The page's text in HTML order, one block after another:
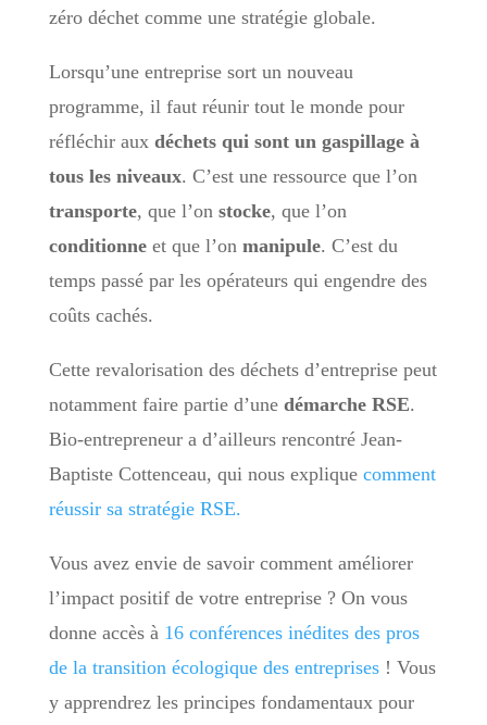
zéro déchet comme une stratégie globale.
Lorsqu’une entreprise sort un nouveau
programme, il faut réunir tout le monde pour
réfléchir aux déchets qui sont un gaspillage à
tous les niveaux. C’est une ressource que l’on
transporte, que l’on stocke, que l’on
conditionneet que l’on manipule. C’est du
temps passé par les opérateurs qui engendre des
coûts cachés.
Cette revalorisation des déchets d’entreprise peut
notamment faire partie d’unedémarche RSE.
Bio-entrepreneur a d’ailleurs rencontré Jean-
Baptiste Cottenceau, qui nous explique comment
réussir sa stratégie RSE.
Vous avez envie de savoir comment améliorer
l’impact positif de votre entreprise ? On vous
donne accès à 16 conférences inédites des pros
de la transition écologique des entreprises ! Vous
y apprendrez les principes fondamentaux pour